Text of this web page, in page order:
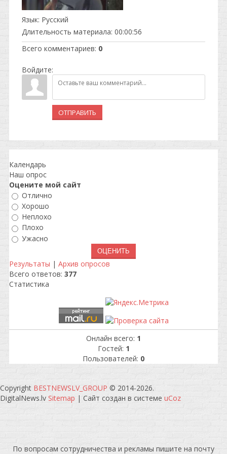
Язык: Русский
Длительность материала: 00:00:56
Всего комментариев: 0
Войдите:
ОТПРАВИТЬ
Календарь
Наш опрос
Оцените мой сайт
Отлично
Хорошо
Неплохо
Плохо
Ужасно
Результаты | Архив опросов
Всего ответов: 377
Статистика
Онлайн всего: 1
Гостей: 1
Пользователей: 0
Copyright BESTNEWSLV_GROUP © 2014-2026.
DigitalNews.lv Sitemap | Сайт создан в системе uCoz
По вопросам сотрудничества и рекламы пишите на почту